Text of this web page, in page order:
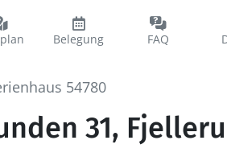
Belegung FAQ
54780
31,